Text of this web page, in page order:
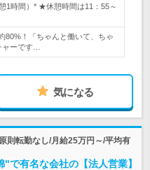
1時間）* ★休憩時間は11：55～
80%！「ちゃんと働いて、ちゃ
ーです…
気になる
則転勤なし/月給25万円～/平均有
で有名な会社の【法人営業】